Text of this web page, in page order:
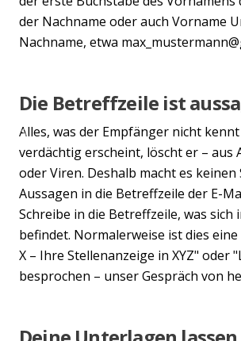
Previous
der Nachname oder auch Vorname
Nachname, etwa
Die Betreffzeile ist
Alles, was der Empfänger nicht
verdächtig erscheint, löscht er – aus
oder Viren. Deshalb macht es keinen
Aussagen in die Betreffzeile der E-
Schreibe in die Betreffzeile, was sich
befindet. Normalerweise ist dies
X – Ihre Stellenanzeige in XYZ" oder
besprochen – unser Gespräch von